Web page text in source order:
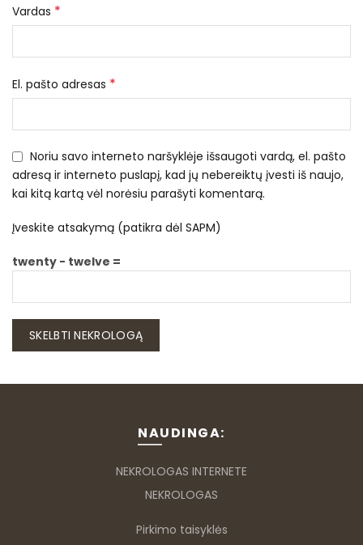
Vardas *
El. pašto adresas *
Noriu savo interneto naršyklėje išsaugoti vardą, el. pašto
adresą ir interneto puslapį, kad jų nebereiktų įvesti iš naujo,
kai kitą kartą vėl norėsiu parašyti komentarą.
Įveskite atsakymą (patikra dėl SAPM)
twenty − twelve =
NAUDINGA:
NEKROLOGAS INTERNETE
NEKROLOGAS
Pirkimo taisyklės